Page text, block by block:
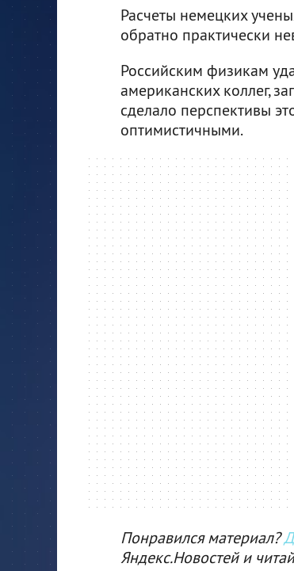
Расчеты немецких
обратно практически
Российским физикам
американских коллег,
сделало перспективы
оптимистичными.
Понравился материал?
Яндекс.Новостей и